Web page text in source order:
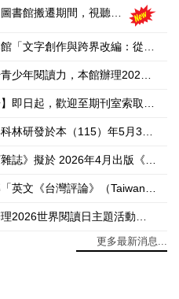
遷期間，視聽資料開放調閱申請。
我的媽媽欠栽培》到《阿祖的日子紙》」講座活動海報，請協助公告並鼓勵民眾踴躍參與,請查照。國家圖書館函文。
理2026青少年閱讀推廣活動，歡迎16至25歲青少年報名參加,請查照。
取報廢期刊，不限本數、報廢期刊離室，請洽期刊室工作人員進行登記與消磁。
日期間，共同主辦2026年夏季閱讀系列講座，請協助公告活動訊息並轉知貴管所屬踴躍參加，請查照。
-「AI 偷不走的學習力」，特提供專案優惠，提供貴校借鏡全球高教 AI 跨域教學範本，加速貴校課程創新與產學接軌，請查照
」及「西文《台灣今日》（Taiwán Hoy）」雙月刊網站及電子報將停刊事，詳如說明，請查照。教育部函文
演」行動故事盒創作活動，敬邀貴單位共同響應及協助宣傳，並鼓勵貴管所屬踴躍參與，請查照。,國家圖書館函文
更多最新消息...